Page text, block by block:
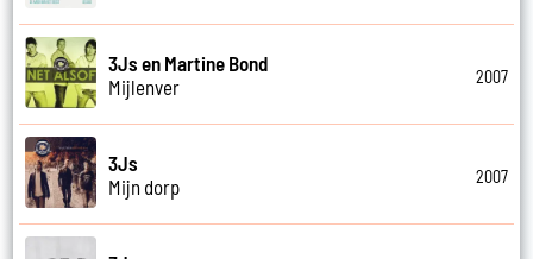
3Js en Martine Bond
Mijlenver
2007
3Js
Mijn dorp
2007